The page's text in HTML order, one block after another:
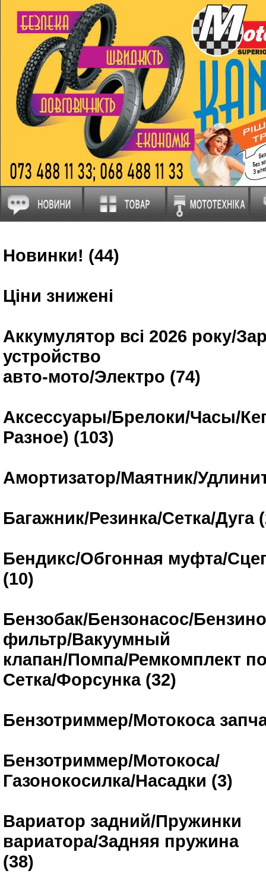
Новинки! (44)
Ціни знижені
Аккумулятор всі 2026 року/
устройство
авто-мото/Электро (74)
Аксессуары/Брелоки/Часы/
Разное) (103)
Амортизатор/Маятник/
Багажник/Резинка/Сетка/Дуга
Бендикс/Обгонная муфта/
(10)
Бензобак/Бензонасос/
фильтр/Вакуумный
клапан/Помпа/Ремкомплект
Сетка/Форсунка (32)
Бензотриммер/Мотокоса
Бензотриммер/Мотокоса/
Газонокосилка/Насадки (3)
Вариатор задний/Пружинки
вариатора/Задняя пружина
(38)